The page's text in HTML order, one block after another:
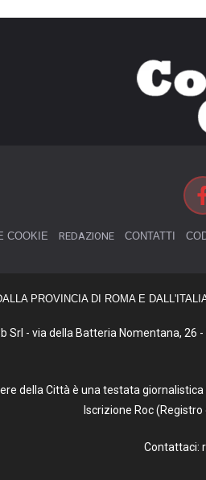
COOKIE REDAZIONE CONTATTI
PROVINCIA DI ROMA E
- via della Batteria Nomentana,
della Città è una testata
Iscrizione Roc
Contattaci: